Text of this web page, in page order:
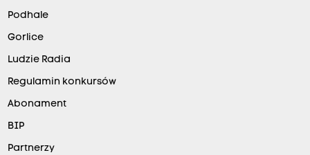
Podhale
Gorlice
Ludzie Radia
Regulamin konkursów
Abonament
BIP
Partnerzy